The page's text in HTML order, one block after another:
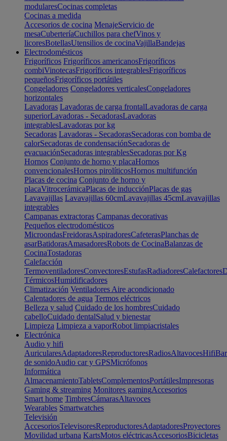
modularesCocinas completas
Cocinas a medida
Accesorios de cocina MenajeServicio de
mesaCuberteríaCuchillos para chefVinos y
licoresBotellasUtensilios de cocinaVajillaBandejas
Electrodomésticos
Frigoríficos Frigoríficos americanosFrigoríficos
combiVinotecasFrigoríficos integrablesFrigoríficos
pequeñosFrigoríficos portátiles
Congeladores Congeladores verticalesCongeladores
horizontales
Lavadoras Lavadoras de carga frontalLavadoras de carga
superiorLavadoras - SecadorasLavadoras
integrablesLavadoras por kg
Secadoras Lavadoras - SecadorasSecadoras con bomba de
calorSecadoras de condensaciónSecadoras de
evacuaciónSecadoras integrablesSecadoras por Kg
Hornos Conjunto de horno y placaHornos
convencionalesHornos pirolíticosHornos multifunción
Placas de cocina Conjunto de horno y
placaVitrocerámicaPlacas de inducciónPlacas de gas
Lavavajillas Lavavajillas 60cmLavavajillas 45cmLavavajillas
integrables
Campanas extractoras Campanas decorativas
Pequeños electrodomésticos
MicroondasFreidorasAspiradoresCafeterasPlanchas de
asarBatidorasAmasadoresRobots de CocinaBalanzas de
CocinaTostadoras
Calefacción
TermoventiladoresConvectoresEstufasRadiadoresCalefactores
TérmicosHumidificadores
Climatización Ventiladores Aire acondicionado
Calentadores de agua Termos eléctricos
Belleza y salud Cuidado de los hombresCuidado
cabelloCuidado dentalSalud y bienestar
Limpieza Limpieza a vaporRobot limpiacristales
Electrónica
Audio y hifi
AuricularesAdaptadoresReproductoresRadiosAltavocesHifi
de sonidoAudio car y GPSMicrófonos
Informática
AlmacenamientoTabletsComplementosPortátilesImpresoras
Gaming & streaming Monitores gamingAccesorios
Smart home TimbresCámarasAltavoces
Wearables Smartwatches
Televisión
AccesoriosTelevisoresReproductoresAdaptadoresProyectores
Movilidad urbana KartsMotos eléctricasAccesoriosBicicletas